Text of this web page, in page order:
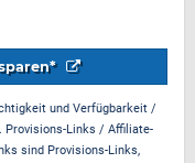
und Verfügbarkeit /
Provisions-Links / Affiliate-
sind Provisions-Links,